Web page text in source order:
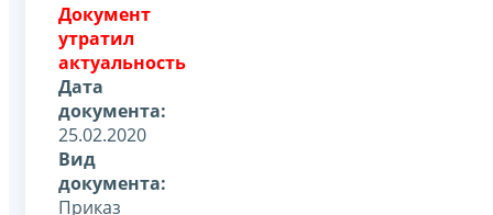
Документ
утратил
актуальность
Дата
документа:
25.02.2020
Вид
документа:
Приказ